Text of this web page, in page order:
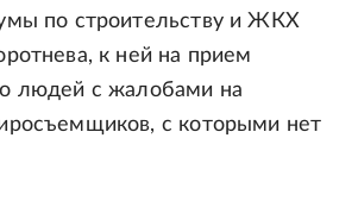
по строительству и ЖКХ
к ней на прием
людей с жалобами на
с которыми нет